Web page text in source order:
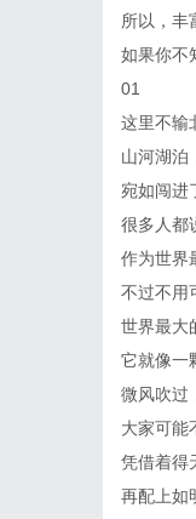
所以，丰
如果你不
01
这里不输
山河湖泊
宛如闯进
很多人都
作为世界
不过不用
世界最大
它就像一
微风吹过
大家可能
凭借着得
再配上如